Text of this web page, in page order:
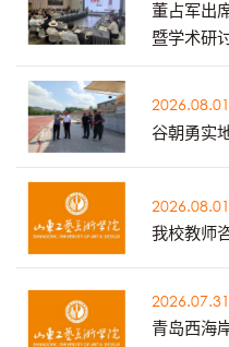
董占军出
暨学术研
2026.08.01
谷朝勇实
2026.08.01
我校教师
2026.07.31
青岛西海